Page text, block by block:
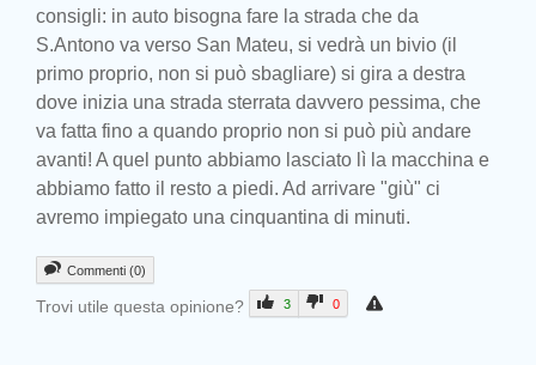
consigli: in auto bisogna fare la strada che da
S.Antono va verso San Mateu, si vedrà un bivio (il
primo proprio, non si può sbagliare) si gira a destra
dove inizia una strada sterrata davvero pessima, che
va fatta fino a quando proprio non si può più andare
avanti! A quel punto abbiamo lasciato lì la macchina e
abbiamo fatto il resto a piedi. Ad arrivare "giù" ci
avremo impiegato una cinquantina di minuti.
Commenti (0)
Trovi utile questa opinione? 3 0